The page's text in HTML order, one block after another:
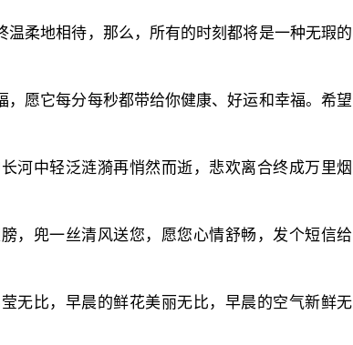
温柔地相待，那么，所有的时刻都将是一种无瑕的
，愿它每分每秒都带给你健康、好运和幸福。希望
河中轻泛涟漪再悄然而逝，悲欢离合终成万里烟
，兜一丝清风送您，愿您心情舒畅，发个短信给
无比，早晨的鲜花美丽无比，早晨的空气新鲜无